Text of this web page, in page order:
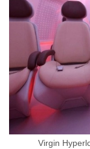
Virgin